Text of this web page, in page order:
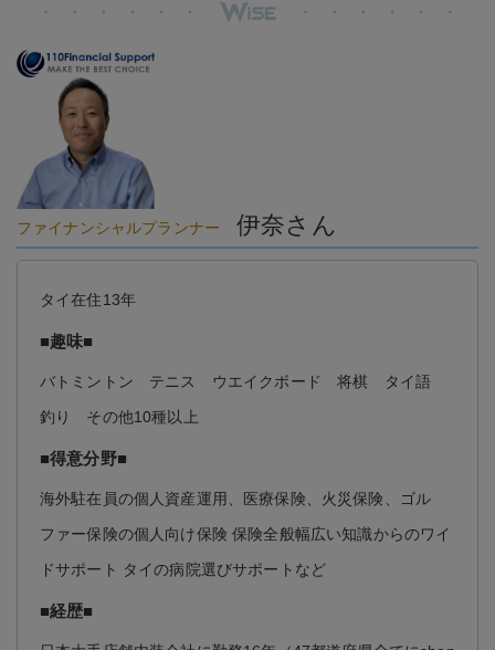
ファイナンシャルプランナー 伊奈さん
タイ在住13年
■趣味■
バトミントン テニス ウエイクボード 将棋 タイ語
釣り その他10種以上
■得意分野■
海外駐在員の個人資産運用、医療保険、火災保険、ゴル
ファー保険の個人向け保険 保険全般幅広い知識からのワイ
ドサポート タイの病院選びサポートなど
■経歴■